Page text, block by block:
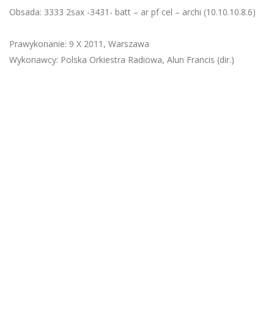
Obsada: 3333 2sax -3431- batt – ar pf cel – archi (10.10.10.8.6)
Prawykonanie: 9 X 2011, Warszawa
Wykonawcy: Polska Orkiestra Radiowa, Alun Francis (dir.)